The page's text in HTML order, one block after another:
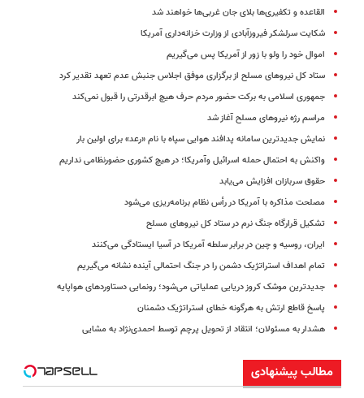
القاعده و تکفیری‌ها بلای جان غربی‌ها خواهند شد
شکایت سرلشکر فیروزآبادی از وزارت خزانه‌داری آمریکا
اموال خود را ولو با زور از آمریکا پس می‌گیریم
ستاد کل نیروهای مسلح از برگزاری موفق اجلاس جنبش عدم تعهد تقدیر کرد
جمهوری اسلامی به برکت حضور مردم حرف هیچ ابرقدرتی را قبول نمی‌کند
مراسم رژه نیروهای مسلح آغاز شد
نمایش جدیدترین سامانه پدافند هوایی سپاه با نام «رعد» برای اولین بار
واکنش به احتمال حمله اسرائیل وآمریکا؛ در هیچ کشوری حضورنظامی نداریم
حقوق سربازان افزایش می‌یابد
مصلحت مذاکره با آمریکا در رأس نظام برنامه‌ریزی می‌شود
تشکیل قرارگاه جنگ نرم در ستاد کل نیروهای مسلح
ایران، روسیه و چین در برابر سلطه آمریکا در آسیا ایستادگی می‌کنند
تمام اهداف استراتژیک دشمن را در جنگ احتمالی آینده نشانه می‌گیریم
جدیدترین موشک کروز دریایی عملیاتی می‌شود؛ رونمایی دستاوردهای هواپایه
پاسخ قاطع ارتش به هرگونه خطای استراتژیک دشمنان
هشدار به مسئولان؛ انتقاد از تحویل پرچم توسط احمدی‌نژاد به مشایی
مطالب پیشنهادی